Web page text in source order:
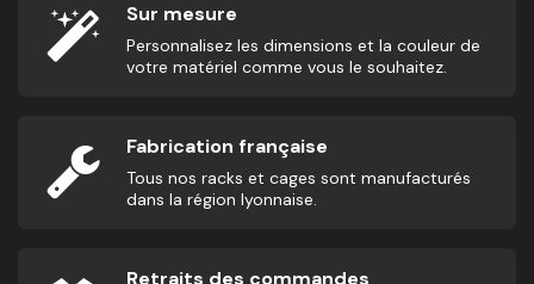
Sur mesure
Personnalisez les dimensions et la couleur de
votre matériel comme vous le souhaitez.
Fabrication française
Tous nos racks et cages sont manufacturés
dans la région lyonnaise.
Retraits des commandes